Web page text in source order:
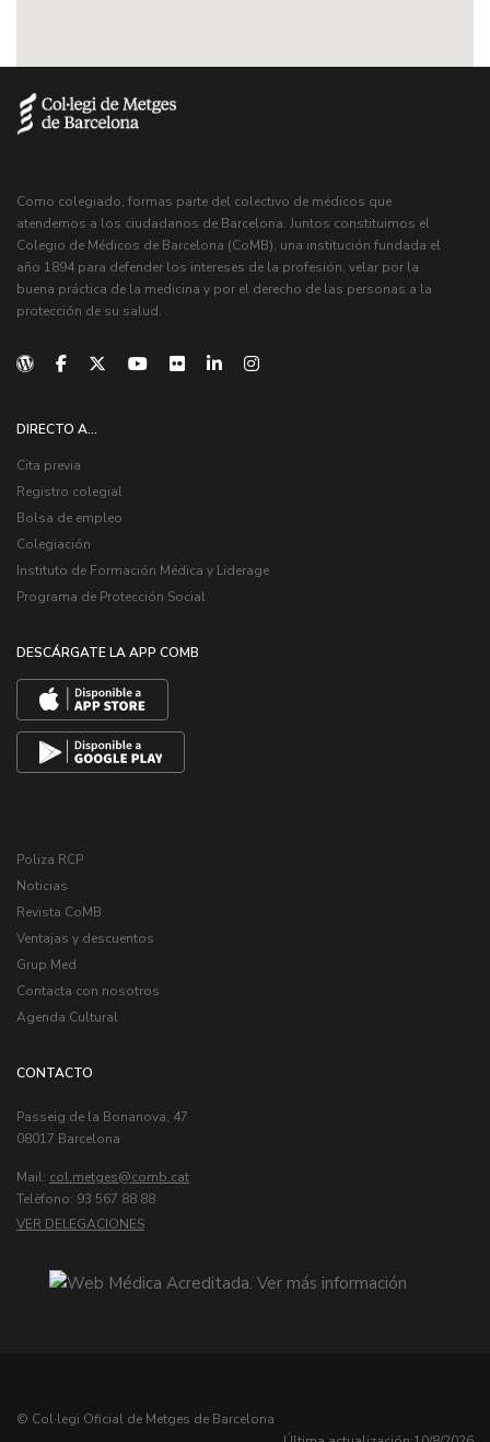
Como colegiado, formas parte del colectivo de médicos que
atendemos a los ciudadanos de Barcelona. Juntos constituimos el
Colegio de Médicos de Barcelona (CoMB), una institución fundada el
año 1894 para defender los intereses de la profesión, velar por la
buena práctica de la medicina y por el derecho de las personas a la
protección de su salud.
DIRECTO A...
Cita previa
Registro colegial
Bolsa de empleo
Colegiación
Instituto de Formación Médica y Liderage
Programa de Protección Social
DESCÁRGATE LA APP COMB
Poliza RCP
Noticias
Revista CoMB
Ventajas y descuentos
Grup Med
Contacta con nosotros
Agenda Cultural
CONTACTO
Passeig de la Bonanova, 47
08017 Barcelona
Mail: col.metges
Telèfono: 93 567 88 88
VER DELEGACIONES
© Col·legi Oficial de Metges de Barcelona